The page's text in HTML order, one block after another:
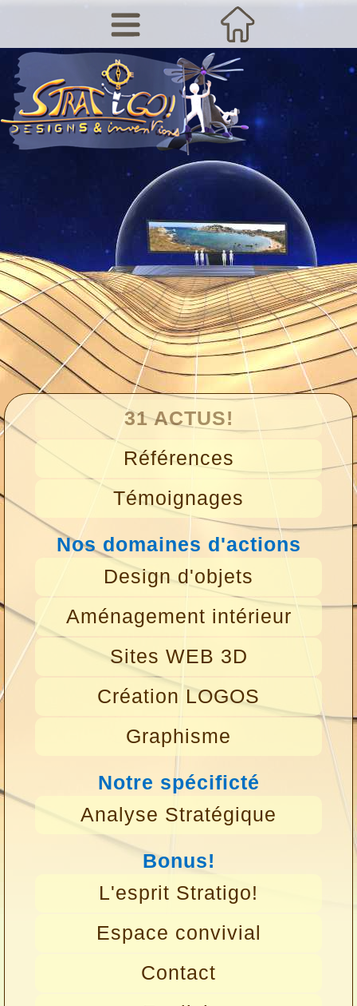
31 ACTUS!
Références
Témoignages
Nos domaines d'actions
Design d'objets
Aménagement intérieur
Sites WEB 3D
Création LOGOS
Graphisme
Notre spécificté
Analyse Stratégique
Bonus!
L'esprit Stratigo!
Espace convivial
Contact